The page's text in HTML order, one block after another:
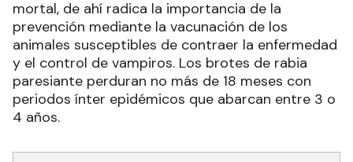
mortal, de ahí radica la importancia de la
prevención mediante la vacunación de los
animales susceptibles de contraer la enfermedad
y el control de vampiros. Los brotes de rabia
paresiante perduran no más de 18 meses con
periodos ínter epidémicos que abarcan entre 3 o
4 años.